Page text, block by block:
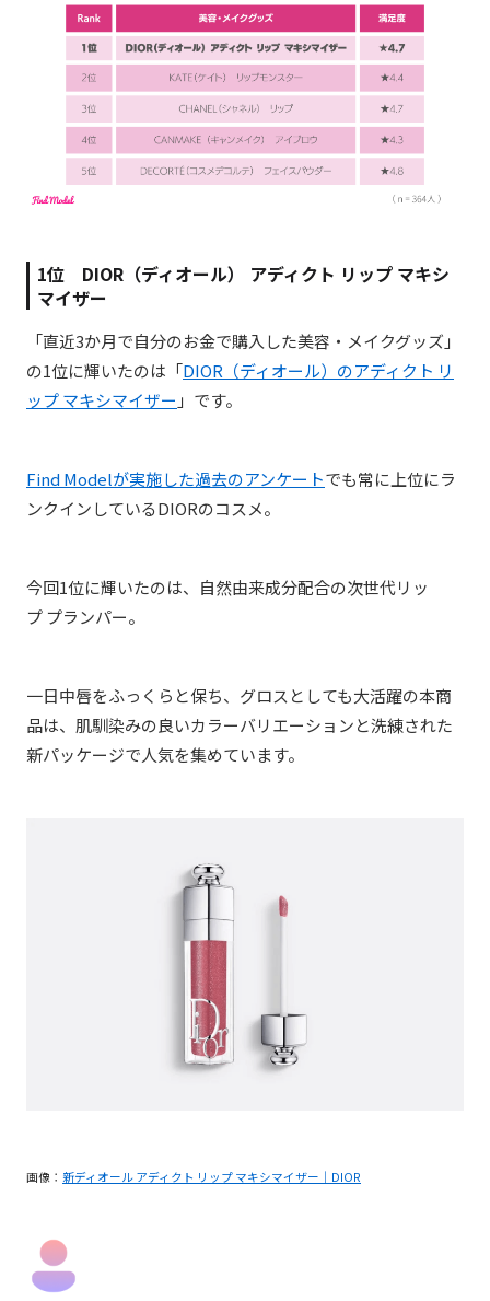
1位 DIOR（ディオール） アディクト リップ マキシ
マイザー
「直近3か月で自分のお金で購入した美容・メイクグッズ」
の1位に輝いたのは「DIOR（ディオール）のアディクト リ
ップ マキシマイザー 」です。
Find Modelが実施した過去のアンケートでも常に上位にラ
ンクインしているDIORのコスメ。
今回1位に輝いたのは、 自然由来成分配合の次世代リッ
プ プランパー。
一日中唇をふっくらと保ち、グロスとしても大活躍の本商
品は、肌馴染みの良いカラーバリエーションと洗練された
新パッケージで人気を集めています。
画像： 新ディオール アディクト リップ マキシマイザー｜DIOR